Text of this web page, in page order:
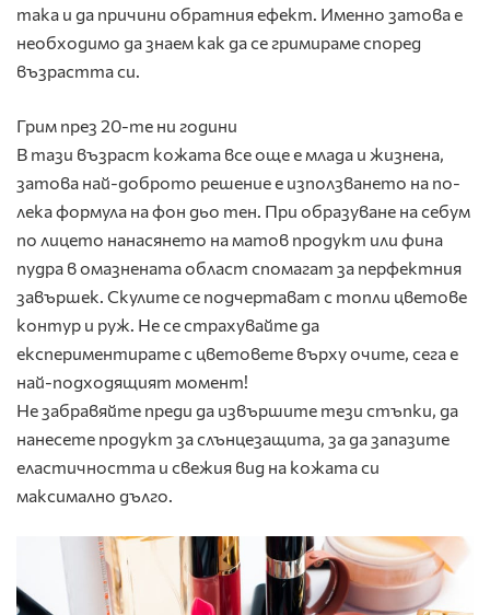
така и да причини обратния ефект. Именно затова е
необходимо да знаем как да се гримираме според
възрастта си.
Грим през 20-те ни години
В тази възраст кожата все още е млада и жизнена,
затова най-доброто решение е използването на по-
лека формула на фон дьо тен. При образуване на себум
по лицето нанасянето на матов продукт или фина
пудра в омазнената област спомагат за перфектния
завършек. Скулите се подчертават с топли цветове
контур и руж. Не се страхувайте да
експериментирате с цветовете върху очите, сега е
най-подходящият момент!
Не забравяйте преди да извършите тези стъпки, да
нанесете продукт за слънцезащита, за да запазите
еластичността и свежия вид на кожата си
максимално дълго.